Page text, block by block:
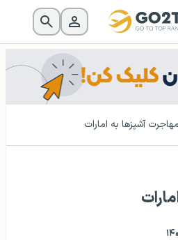
مهاجرت آشپزها به امارات